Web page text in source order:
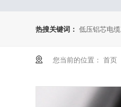
热搜关键词： 低压铝芯电缆
您当前的位置： 首页